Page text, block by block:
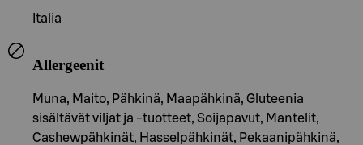
Italia
Allergeenit
Muna, Maito, Pähkinä, Maapähkinä, Gluteenia
sisältävät viljat ja -tuotteet, Soijapavut, Mantelit,
Cashewpähkinät, Hasselpähkinät, Pekaanipähkinä,